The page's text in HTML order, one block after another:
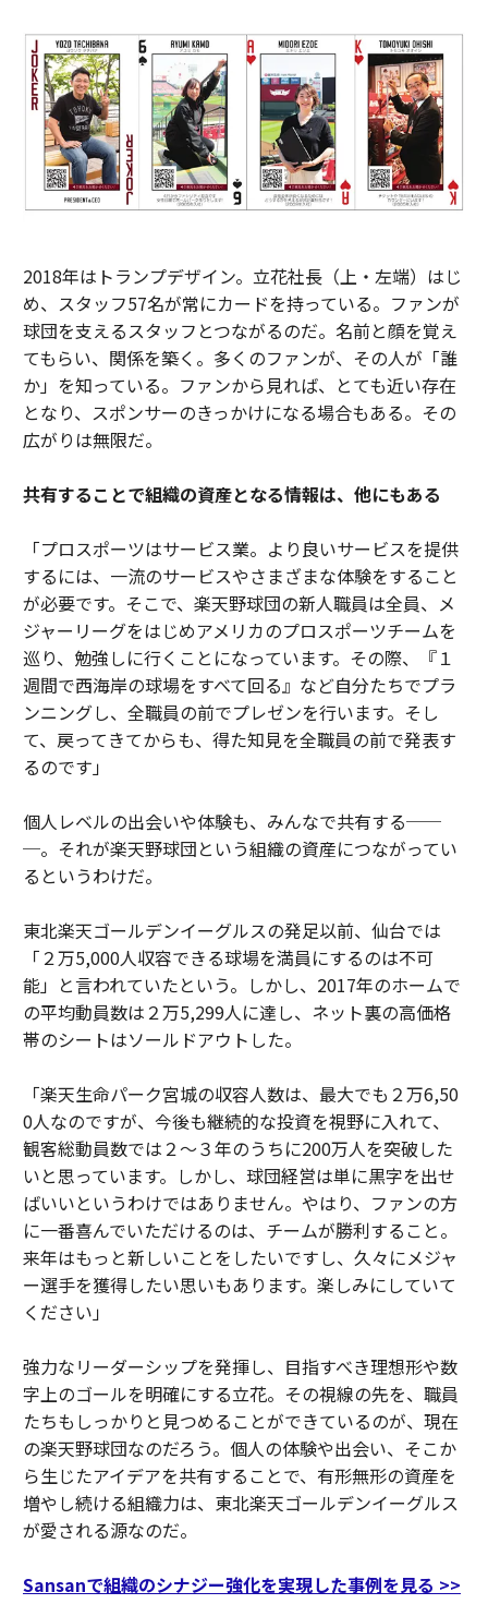
2018年はトランプデザイン。立花社長（上・左端）はじ
め、スタッフ57名が常にカードを持っている。ファンが
球団を支えるスタッフとつながるのだ。名前と顔を覚え
てもらい、関係を築く。多くのファンが、その人が「誰
か」を知っている。ファンから見れば、とても近い存在
となり、スポンサーのきっかけになる場合もある。その
広がりは無限だ。
共有することで組織の資産となる情報は、他にもある
「プロスポーツはサービス業。より良いサービスを提供
するには、一流のサービスやさまざまな体験をすること
が必要です。そこで、楽天野球団の新人職員は全員、メ
ジャーリーグをはじめアメリカのプロスポーツチームを
巡り、勉強しに行くことになっています。その際、『１
週間で西海岸の球場をすべて回る』など自分たちでプラ
ンニングし、全職員の前でプレゼンを行います。そし
て、戻ってきてからも、得た知見を全職員の前で発表す
るのです」
個人レベルの出会いや体験も、みんなで共有する──
─。それが楽天野球団という組織の資産につながってい
るというわけだ。
東北楽天ゴールデンイーグルスの発足以前、仙台では
「２万5,000人収容できる球場を満員にするのは不可
能」と言われていたという。しかし、2017年のホームで
の平均動員数は２万5,299人に達し、ネット裏の高価格
帯のシートはソールドアウトした。
「楽天生命パーク宮城の収容人数は、最大でも２万6,50
0人なのですが、今後も継続的な投資を視野に入れて、
観客総動員数では２〜３年のうちに200万人を突破した
いと思っています。しかし、球団経営は単に黒字を出せ
ばいいというわけではありません。やはり、ファンの方
に一番喜んでいただけるのは、チームが勝利すること。
来年はもっと新しいことをしたいですし、久々にメジャ
ー選手を獲得したい思いもあります。楽しみにしていて
ください」
強力なリーダーシップを発揮し、目指すべき理想形や数
字上のゴールを明確にする立花。その視線の先を、職員
たちもしっかりと見つめることができているのが、現在
の楽天野球団なのだろう。個人の体験や出会い、そこか
ら生じたアイデアを共有することで、有形無形の資産を
増やし続ける組織力は、東北楽天ゴールデンイーグルス
が愛される源なのだ。
Sansanで組織のシナジー強化を実現した事例を見る >>